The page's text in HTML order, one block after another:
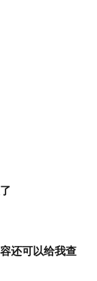
还可以给我查